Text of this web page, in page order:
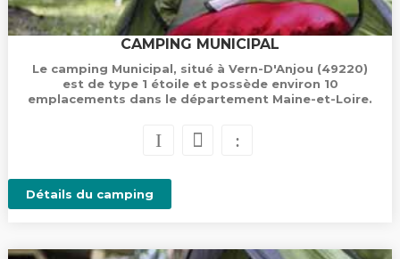
CAMPING MUNICIPAL
Le camping Municipal, situé à Vern-D'Anjou (49220)
est de type 1 étoile et possède environ 10
emplacements dans le département Maine-et-Loire.
Détails du camping